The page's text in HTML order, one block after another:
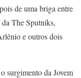
de uma briga entre
The Sputniks,
e outros dois
surgimento da Jovem